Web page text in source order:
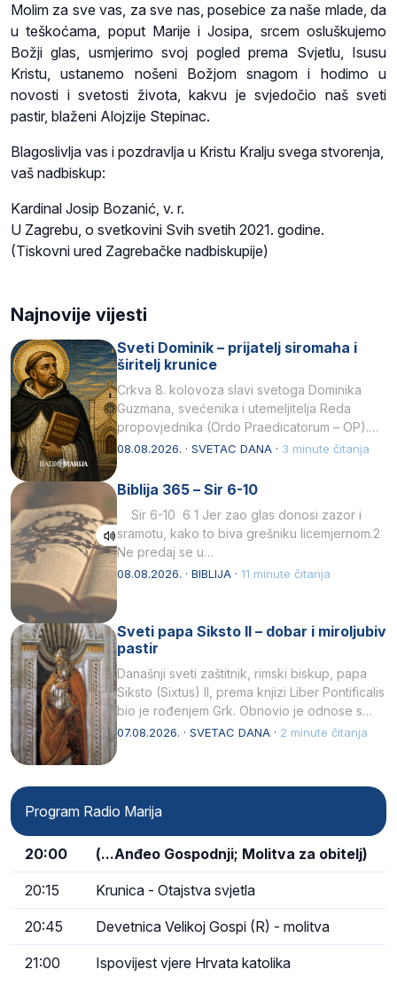
Molim za sve vas, za sve nas, posebice za naše mlade, da
u teškoćama, poput Marije i Josipa, srcem osluškujemo
Božji glas, usmjerimo svoj pogled prema Svjetlu, Isusu
Kristu, ustanemo nošeni Božjom snagom i hodimo u
novosti i svetosti života, kakvu je svjedočio naš sveti
pastir, blaženi Alojzije Stepinac.
Blagoslivlja vas i pozdravlja u Kristu Kralju svega stvorenja,
vaš nadbiskup:
Kardinal Josip Bozanić, v. r.
U Zagrebu, o svetkovini Svih svetih 2021. godine.
(Tiskovni ured Zagrebačke nadbiskupije)
Najnovije vijesti
Sveti Dominik – prijatelj siromaha i
širitelj krunice
Crkva 8. kolovoza slavi svetoga Dominika
Guzmana, svećenika i utemeljitelja Reda
propovjednika (Ordo Praedicatorum – OP).
Svojim životom, dubokom ljubavlju prema
08.08.2026. · SVETAC DANA · 3 minute čitanja
Biblija 365 – Sir 6-10
Sir 6-10 6 1 Jer zao glas donosi zazor i
sramotu, kako to biva grešniku licemjernom.2
Ne predaj se u…
08.08.2026. · BIBLIJA · 11 minute čitanja
Sveti papa Siksto II – dobar i miroljubiv
pastir
Današnji sveti zaštitnik, rimski biskup, papa
Siksto (Sixtus) II, prema knjizi Liber Pontificalis
bio je rođenjem Grk. Obnovio je odnose s
afričkim…
07.08.2026. · SVETAC DANA · 2 minute čitanja
Program Radio Marija
20:00 (...Anđeo Gospodnji; Molitva za obitelj)
20:15 Krunica - Otajstva svjetla
20:45 Devetnica Velikoj Gospi (R) - molitva
21:00 Ispovijest vjere Hrvata katolika